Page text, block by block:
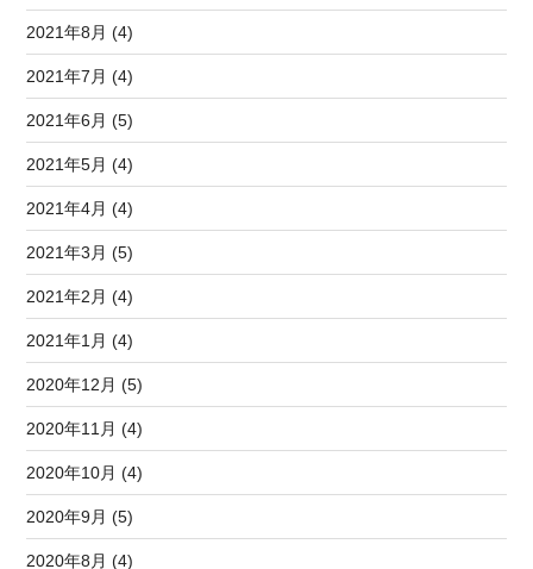
2021年8月 (4)
2021年7月 (4)
2021年6月 (5)
2021年5月 (4)
2021年4月 (4)
2021年3月 (5)
2021年2月 (4)
2021年1月 (4)
2020年12月 (5)
2020年11月 (4)
2020年10月 (4)
2020年9月 (5)
2020年8月 (4)